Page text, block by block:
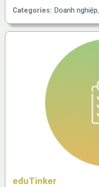
Categories: Doanh nghiệp,
eduTinker